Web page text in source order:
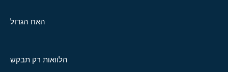
האח הגדול
הלוואות רק תבקש